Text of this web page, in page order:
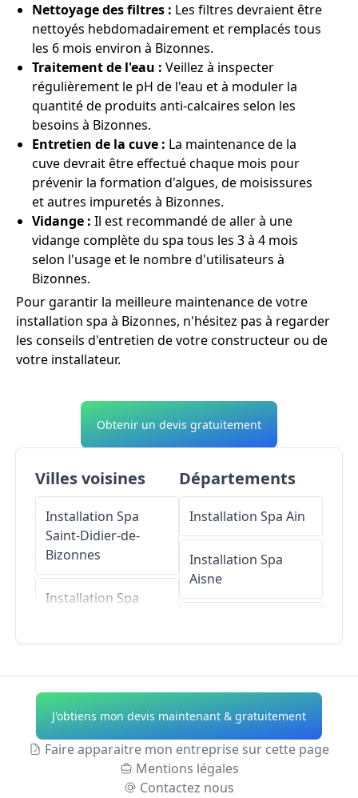
Nettoyage des filtres : Les filtres devraient être
nettoyés hebdomadairement et remplacés tous
les 6 mois environ à Bizonnes.
Traitement de l'eau : Veillez à inspecter
régulièrement le pH de l'eau et à moduler la
quantité de produits anti-calcaires selon les
besoins à Bizonnes.
Entretien de la cuve : La maintenance de la
cuve devrait être effectué chaque mois pour
prévenir la formation d'algues, de moisissures
et autres impuretés à Bizonnes.
Vidange : Il est recommandé de aller à une
vidange complète du spa tous les 3 à 4 mois
selon l'usage et le nombre d'utilisateurs à
Bizonnes.
Pour garantir la meilleure maintenance de votre
installation spa à Bizonnes, n'hésitez pas à regarder
les conseils d'entretien de votre constructeur ou de
votre installateur.
Obtenir un devis gratuitement
Villes voisines
Installation Spa
Saint-Didier-de-
Bizonnes
Installation Spa
Montrevel
Installation Spa
Eydoche
Installation Spa
Départements
Installation Spa Ain
Installation Spa
Aisne
Allier
Provence
Installation Spa
Hautes-Alpes
J'obtiens mon devis maintenant & gratuitement
Faire apparaitre mon entreprise sur cette page
Mentions légales
Contactez nous